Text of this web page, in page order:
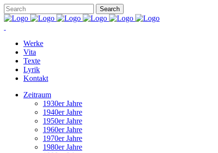
Werke
Vita
Texte
Lyrik
Kontakt
Zeitraum
1930er Jahre
1940er Jahre
1950er Jahre
1960er Jahre
1970er Jahre
1980er Jahre